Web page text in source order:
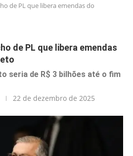
de PL que libera emendas do
de PL que libera emendas
seria de R$ 3 bilhões até o fim
22 de dezembro de 2025